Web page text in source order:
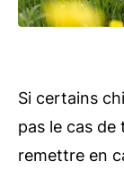
Si certains
pas le cas de
remettre en